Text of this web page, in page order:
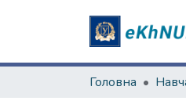
Головна